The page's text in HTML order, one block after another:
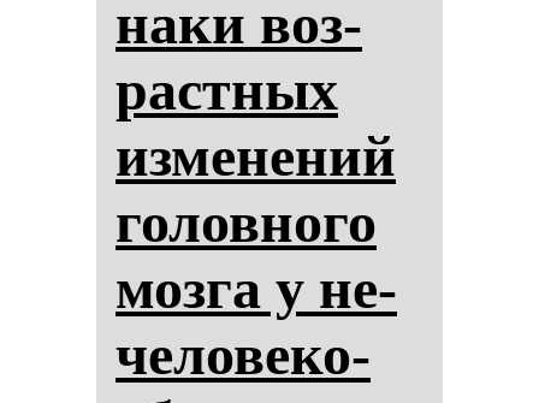
на­ки воз­
рас­тных
из­ме­не­ний
го­лов­но­го
моз­га у не­
че­ло­ве­ко­